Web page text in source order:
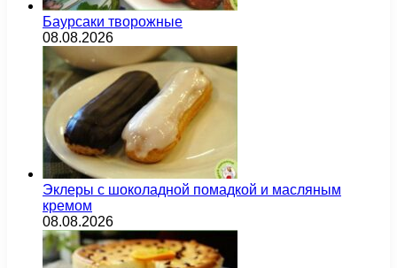
Баурсаки творожные
08.08.2026
Эклеры с шоколадной помадкой и масляным
кремом
08.08.2026